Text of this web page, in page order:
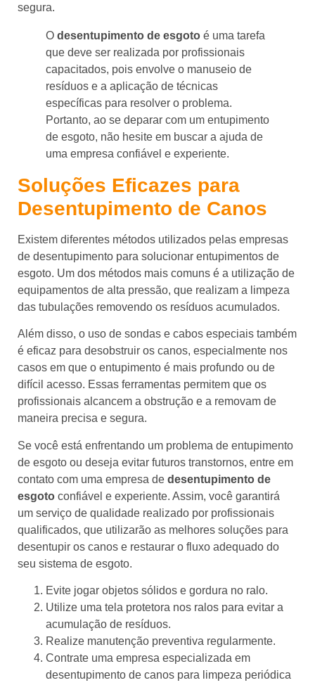
segura.
O desentupimento de esgoto é uma tarefa
que deve ser realizada por profissionais
capacitados, pois envolve o manuseio de
resíduos e a aplicação de técnicas
específicas para resolver o problema.
Portanto, ao se deparar com um entupimento
de esgoto, não hesite em buscar a ajuda de
uma empresa confiável e experiente.
Soluções Eficazes para
Desentupimento de Canos
Existem diferentes métodos utilizados pelas empresas
de desentupimento para solucionar entupimentos de
esgoto. Um dos métodos mais comuns é a utilização de
equipamentos de alta pressão, que realizam a limpeza
das tubulações removendo os resíduos acumulados.
Além disso, o uso de sondas e cabos especiais também
é eficaz para desobstruir os canos, especialmente nos
casos em que o entupimento é mais profundo ou de
difícil acesso. Essas ferramentas permitem que os
profissionais alcancem a obstrução e a removam de
maneira precisa e segura.
Se você está enfrentando um problema de entupimento
de esgoto ou deseja evitar futuros transtornos, entre em
contato com uma empresa de desentupimento de
esgoto confiável e experiente. Assim, você garantirá
um serviço de qualidade realizado por profissionais
qualificados, que utilizarão as melhores soluções para
desentupir os canos e restaurar o fluxo adequado do
seu sistema de esgoto.
Evite jogar objetos sólidos e gordura no ralo.
Utilize uma tela protetora nos ralos para evitar a
acumulação de resíduos.
Realize manutenção preventiva regularmente.
Contrate uma empresa especializada em
desentupimento de canos para limpeza periódica